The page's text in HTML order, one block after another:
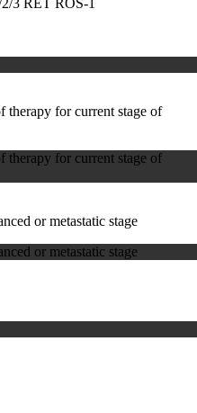
3 RET ROS-1
therapy for current stage of
therapy for current stage of
or metastatic stage
or metastatic stage